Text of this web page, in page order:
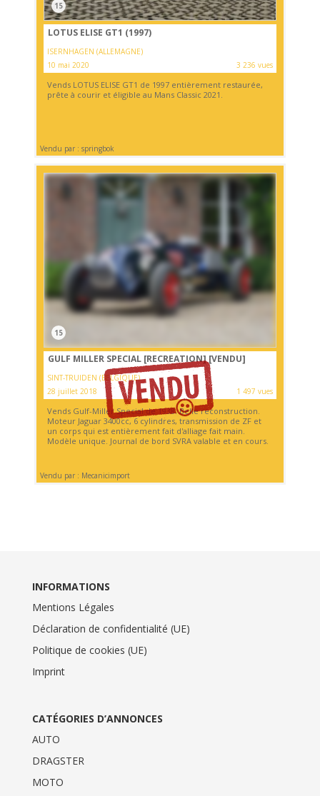
15
LOTUS ELISE GT1 (1997)
ISERNHAGEN (ALLEMAGNE)
10 mai 2020
3 236 vues
Vends LOTUS ELISE GT1 de 1997 entièrement restaurée,
prête à courir et éligible au Mans Classic 2021.
Vendu par : springbok
15
GULF MILLER SPECIAL [RECREATION][VENDU]
SINT-TRUIDEN (BELGIQUE)
28 juillet 2018
1 497 vues
Vends Gulf-Miller Special de 1938. Belle reconstruction.
Moteur Jaguar 3400cc, 6 cylindres, transmission de ZF et
un corps qui est entièrement fait d'alliage fait main.
Modèle unique. Journal de bord SVRA valable et en cours.
Vendu par : Mecanicimport
INFORMATIONS
Mentions Légales
Déclaration de confidentialité (UE)
Politique de cookies (UE)
Imprint
CATÉGORIES D’ANNONCES
AUTO
DRAGSTER
MOTO